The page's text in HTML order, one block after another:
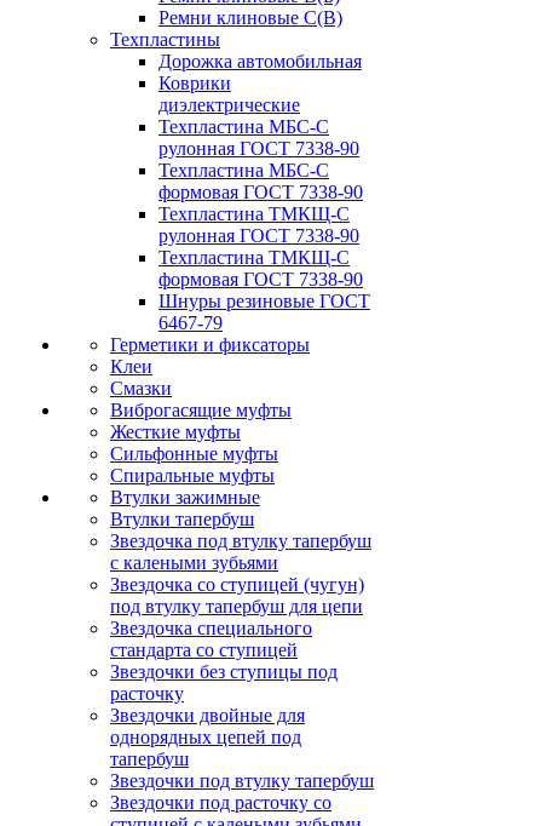
Ремни клиновые С(В)
Техпластины
Дорожка автомобильная
Коврики
диэлектрические
Техпластина МБС-С
рулонная ГОСТ 7338-90
Техпластина МБС-С
формовая ГОСТ 7338-90
Техпластина ТМКЩ-С
рулонная ГОСТ 7338-90
Техпластина ТМКЩ-С
формовая ГОСТ 7338-90
Шнуры резиновые ГОСТ
6467-79
Герметики и фиксаторы
Клеи
Смазки
Виброгасящие муфты
Жесткие муфты
Сильфонные муфты
Спиральные муфты
Втулки зажимные
Втулки тапербуш
Звездочка под втулку тапербуш
c калеными зубьями
Звездочка со ступицей (чугун)
под втулку тапербуш для цепи
Звездочка специального
стандарта со ступицей
Звездочки без ступицы под
расточку
Звездочки двойные для
однорядных цепей под
тапербуш
Звездочки под втулку тапербуш
Звездочки под расточку со